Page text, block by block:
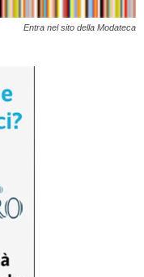
Entra nel sito della Modateca